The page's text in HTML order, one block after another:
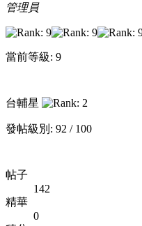
管理員
當前等級: 9
台輔星
發帖級別: 92 / 100
帖子
142
精華
0